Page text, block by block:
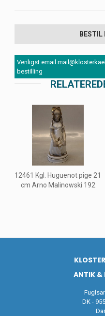
BESTIL
Venligst email
bestilling
12461 Kgl. Huguenot pige 21
cm Arno Malinowski 192
ANTIK &
DK -